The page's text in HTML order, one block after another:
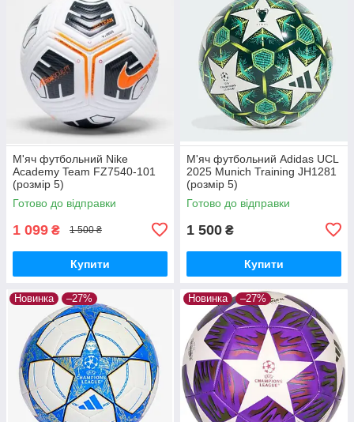
М'яч футбольний Nike
Academy Team FZ7540-101
(розмір 5)
Готово до відправки
1 099 ₴ 1 500 ₴
Купити
М'яч футбольний Adidas UCL
2025 Munich Training JH1281
(розмір 5)
Готово до відправки
1 500 ₴
Купити
Новинка –27% Новинка –27%